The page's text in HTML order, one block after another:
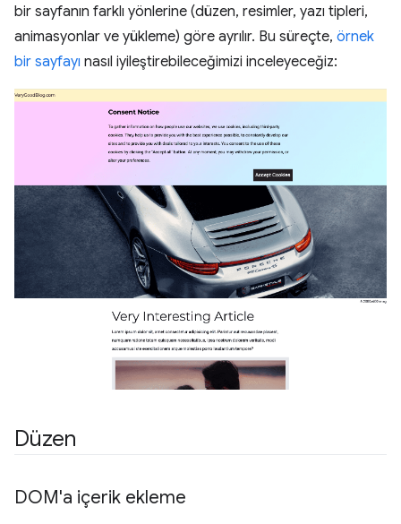
bir sayfanın farklı yönlerine (düzen, resimler, yazı tipleri,
animasyonlar ve yükleme) göre ayrılır. Bu süreçte, örnek
bir sayfayı nasıl iyileştirebileceğimizi inceleyeceğiz:
Düzen
DOM'a içerik ekleme